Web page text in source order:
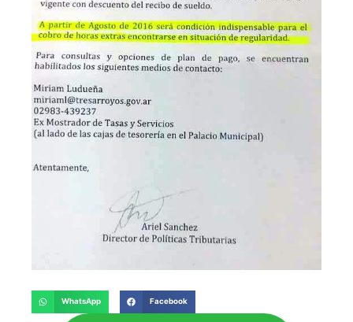
WhatsApp Facebook